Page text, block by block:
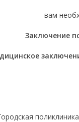
вам
Заключение